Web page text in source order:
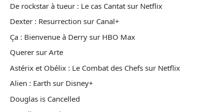
De rockstar à tueur : Le cas Cantat sur Netflix
Dexter : Resurrection sur Canal+
Ça : Bienvenue à Derry sur HBO Max
Querer sur Arte
Astérix et Obélix : Le Combat des Chefs sur Netflix
Alien : Earth sur Disney+
Douglas is Cancelled